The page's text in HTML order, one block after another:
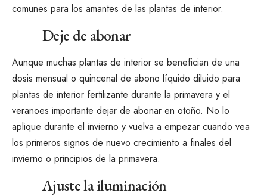
comunes para los amantes de las plantas de interior.
Deje de abonar
Aunque muchas plantas de interior se benefician de una
dosis mensual o quincenal de abono líquido diluido para
plantas de interior fertilizante durante la primavera y el
veranoes importante dejar de abonar en otoño. No lo
aplique durante el invierno y vuelva a empezar cuando vea
los primeros signos de nuevo crecimiento a finales del
invierno o principios de la primavera.
Ajuste la iluminación